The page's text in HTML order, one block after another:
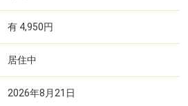
有 4,950円
居住中
2026年8月21日